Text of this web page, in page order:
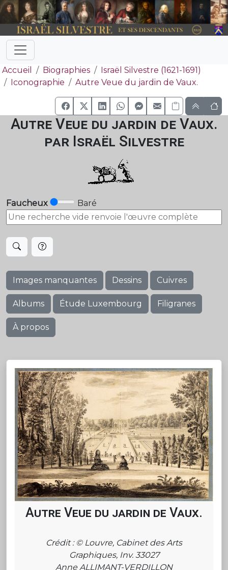
Accueil Biographies
Israël Silvestre (1621-1691)
Iconographie
Autre Veue du jardin de Vaux.
Autre Veue du jardin de Vaux.
par Israël Silvestre
Faucheux Baré
Images manquantes Dessins Cuivres
Albums Étude Luxembourg Filigranes
À propos
Autre Veue du jardin de Vaux.
Crédit : © Louvre, Cabinet des Arts
Graphiques, Inv. 33027
Anne ALLIMANT-VERDILLON